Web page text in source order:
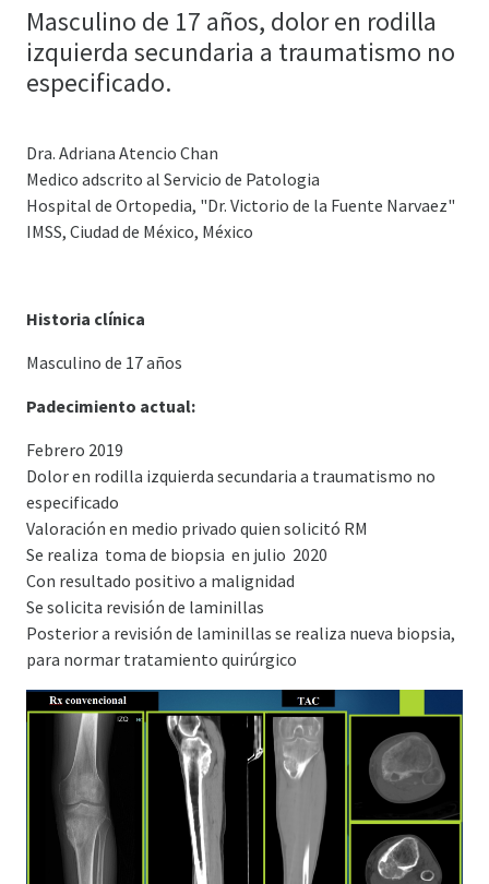
Masculino de 17 años, dolor en rodilla
izquierda secundaria a traumatismo no
especificado.
Dra. Adriana Atencio Chan
Medico adscrito al Servicio de Patologia
Hospital de Ortopedia, "Dr. Victorio de la Fuente Narvaez"
IMSS, Ciudad de México, México
Historia clínica
Masculino de 17 años
Padecimiento actual:
Febrero 2019
Dolor en rodilla izquierda secundaria a traumatismo no
especificado
Valoración en medio privado quien solicitó RM
Se realiza toma de biopsia en julio 2020
Con resultado positivo a malignidad
Se solicita revisión de laminillas
Posterior a revisión de laminillas se realiza nueva biopsia,
para normar tratamiento quirúrgico